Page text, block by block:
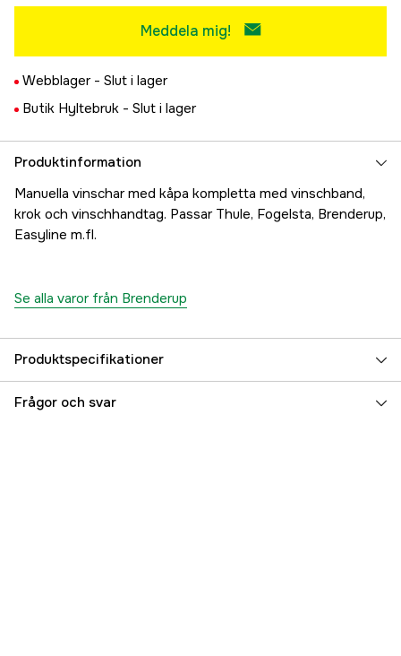
Meddela mig!
Webblager - Slut i lager
Butik Hyltebruk - Slut i lager
Produktinformation
Manuella vinschar med kåpa kompletta med vinschband,
krok och vinschhandtag. Passar Thule, Fogelsta, Brenderup,
Easyline m.fl.
Se alla varor från Brenderup
Produktspecifikationer
Referensnummer 5000025759
Frågor och svar